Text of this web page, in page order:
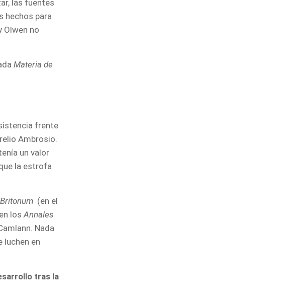
las fuentes
hechos para
Olwen no
Materia de
frente
Ambrosio.
un valor
la estrofa
(en el
losAnnales
Nada
luchen en
tras la